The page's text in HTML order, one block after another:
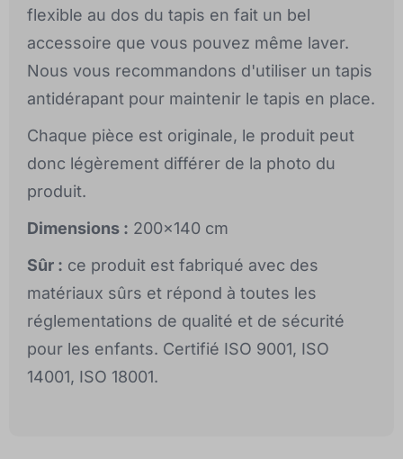
flexible au dos du tapis en fait un bel
accessoire que vous pouvez même laver.
Nous vous recommandons d'utiliser un tapis
antidérapant pour maintenir le tapis en place.
Chaque pièce est originale, le produit peut
donc légèrement différer de la photo du
produit.
Dimensions : 200x140 cm
Sûr : ce produit est fabriqué avec des
matériaux sûrs et répond à toutes les
réglementations de qualité et de sécurité
pour les enfants. Certifié ISO 9001, ISO
14001, ISO 18001.